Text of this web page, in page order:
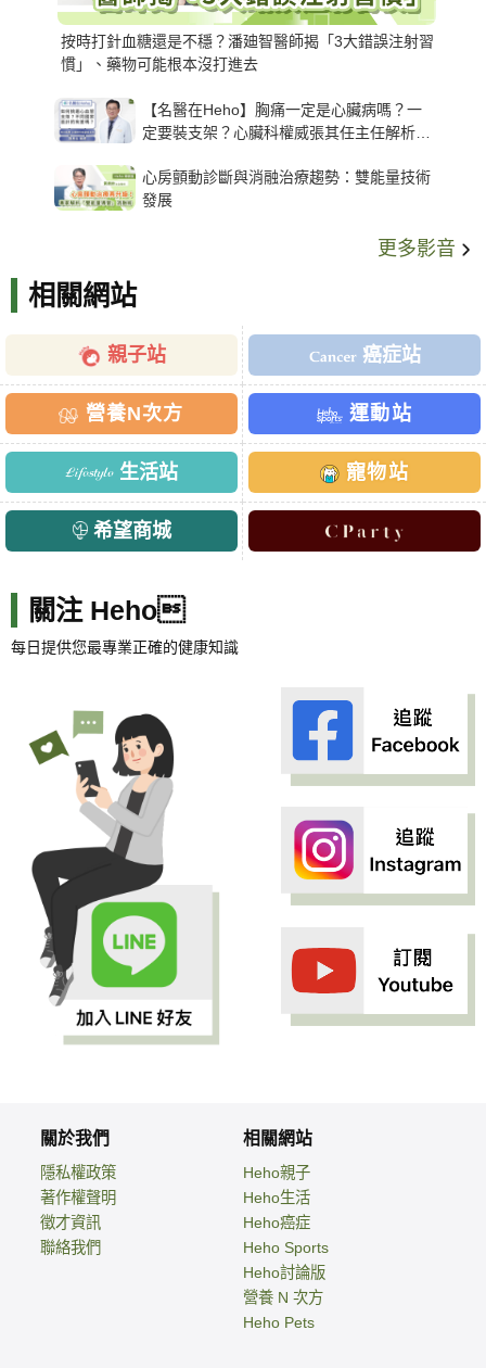
按時打針血糖還是不穩？潘廸智醫師揭「3大錯誤注射習
慣」、藥物可能根本沒打進去
【名醫在Heho】胸痛一定是心臟病嗎？一
定要裝支架？心臟科權威張其任主任解析支
心房顫動診斷與消融治療趨勢：雙能量技術
發展
更多影音
相關網站
親子站 癌症站
營養N次方 運動站
生活站 寵物站
希望商城
關注 Heho
每日提供您最專業正確的健康知識
關於我們
隱私權政策
著作權聲明
徵才資訊
聯絡我們
相關網站
Heho親子
Heho生活
Heho癌症
Heho Sports
Heho討論版
營養 N 次方
Heho Pets